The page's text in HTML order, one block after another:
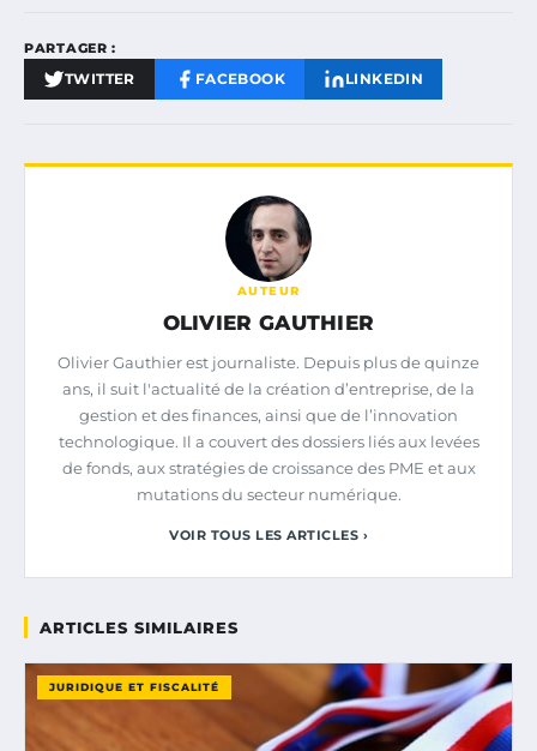
PARTAGER :
TWITTER FACEBOOK LINKEDIN
AUTEUR
OLIVIER GAUTHIER
Olivier Gauthier est journaliste. Depuis plus de quinze
ans, il suit l'actualité de la création d’entreprise, de la
gestion et des finances, ainsi que de l’innovation
technologique. Il a couvert des dossiers liés aux levées
de fonds, aux stratégies de croissance des PME et aux
mutations du secteur numérique.
VOIR TOUS LES ARTICLES ›
ARTICLES SIMILAIRES
JURIDIQUE ET FISCALITÉ